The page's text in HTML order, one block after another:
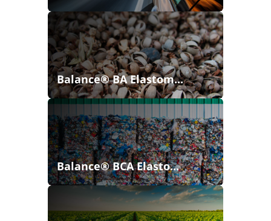
Balance® BA Elastom...
Balance® BCA Elasto...